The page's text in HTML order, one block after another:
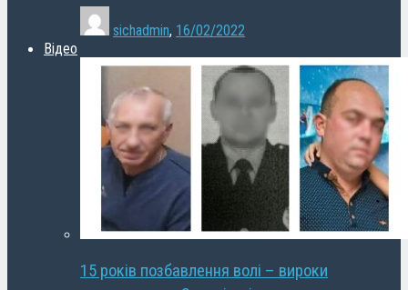
sichadmin, 16/02/2022
Відео
15 років позбавлення волі – вироки